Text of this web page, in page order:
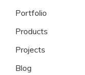
Portfolio
Products
Projects
Blog